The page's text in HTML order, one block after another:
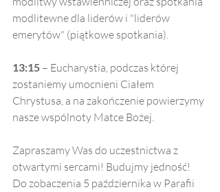
modlitewne dla liderów i "liderów
emerytów" (piątkowe spotkania).
13:15 – Eucharystia, podczas której
zostaniemy umocnieni Ciałem
Chrystusa, a na zakończenie powierzymy
nasze wspólnoty Matce Bożej.
Zapraszamy Was do uczestnictwa z
otwartymi sercami! Budujmy jedność!
Do zobaczenia 5 października w Parafii